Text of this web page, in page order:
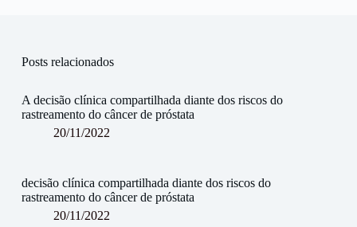
Posts relacionados
A decisão clínica compartilhada diante dos riscos do
rastreamento do câncer de próstata
20/11/2022
decisão clínica compartilhada diante dos riscos do
rastreamento do câncer de próstata
20/11/2022